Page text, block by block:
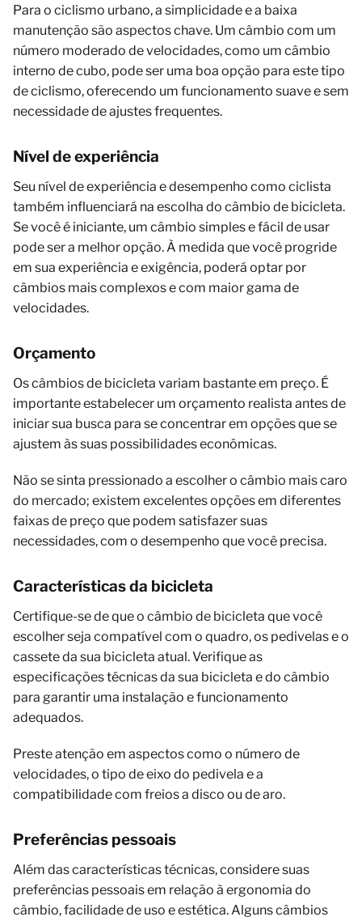
Para o ciclismo urbano, a simplicidade e a baixa
manutenção são aspectos chave. Um câmbio com um
número moderado de velocidades, como um câmbio
interno de cubo, pode ser uma boa opção para este tipo
de ciclismo, oferecendo um funcionamento suave e sem
necessidade de ajustes frequentes.
Nível de experiência
Seu nível de experiência e desempenho como ciclista
também influenciará na escolha do câmbio de bicicleta.
Se você é iniciante, um câmbio simples e fácil de usar
pode ser a melhor opção. À medida que você progride
em sua experiência e exigência, poderá optar por
câmbios mais complexos e com maior gama de
velocidades.
Orçamento
Os câmbios de bicicleta variam bastante em preço. É
importante estabelecer um orçamento realista antes de
iniciar sua busca para se concentrar em opções que se
ajustem às suas possibilidades econômicas.
Não se sinta pressionado a escolher o câmbio mais caro
do mercado; existem excelentes opções em diferentes
faixas de preço que podem satisfazer suas
necessidades, com o desempenho que você precisa.
Características da bicicleta
Certifique-se de que o câmbio de bicicleta que você
escolher seja compatível com o quadro, os pedivelas e o
cassete da sua bicicleta atual. Verifique as
especificações técnicas da sua bicicleta e do câmbio
para garantir uma instalação e funcionamento
adequados.
Preste atenção em aspectos como o número de
velocidades, o tipo de eixo do pedivela e a
compatibilidade com freios a disco ou de aro.
Preferências pessoais
Além das características técnicas, considere suas
preferências pessoais em relação à ergonomia do
câmbio, facilidade de uso e estética. Alguns câmbios